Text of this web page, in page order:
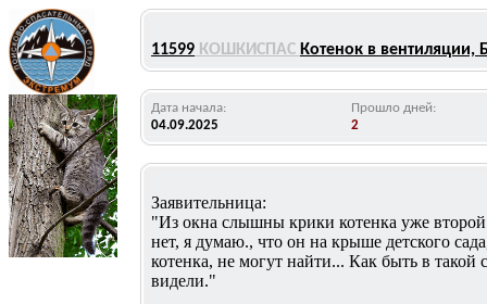
11599 КОШКИСПАС Котенок в вентиляции,
Дата начала:
04.09.2025
Прошло дней:
2
Заявительница:
"Из окна слышны крики котенка уже второй
нет, я думаю., что он на крыше детского
котенка, не могут найти... Как быть в
видели."